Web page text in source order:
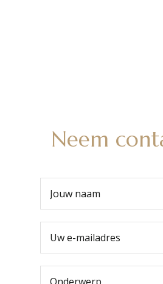
Neem